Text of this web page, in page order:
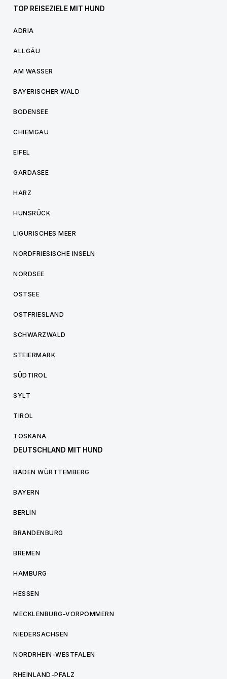
TOP REISEZIELE MIT HUND
ADRIA
ALLGÄU
AM WASSER
BAYERISCHER WALD
BODENSEE
CHIEMGAU
EIFEL
GARDASEE
HARZ
HUNSRÜCK
LIGURISCHES MEER
NORDFRIESISCHE INSELN
NORDSEE
OSTSEE
OSTFRIESLAND
SCHWARZWALD
STEIERMARK
SÜDTIROL
SYLT
TIROL
TOSKANA
DEUTSCHLAND MIT HUND
BADEN WÜRTTEMBERG
BAYERN
BERLIN
BRANDENBURG
BREMEN
HAMBURG
HESSEN
MECKLENBURG-VORPOMMERN
NIEDERSACHSEN
NORDRHEIN-WESTFALEN
RHEINLAND-PFALZ